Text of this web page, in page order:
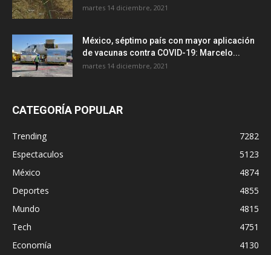
martes 14 diciembre, 2021
México, séptimo país con mayor aplicación
de vacunas contra COVID-19: Marcelo...
martes 14 diciembre, 2021
CATEGORÍA POPULAR
Trending
7282
Espectaculos
5123
México
4874
Deportes
4855
Mundo
4815
Tech
4751
Economía
4130